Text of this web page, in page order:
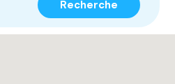
Recherche